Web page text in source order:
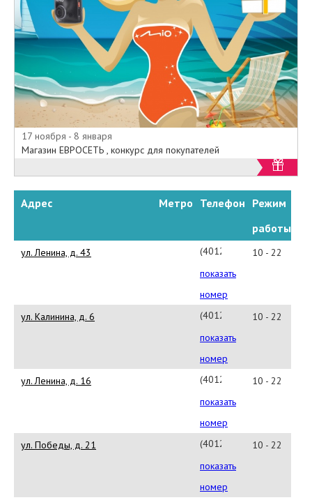
17 ноября - 8 января
Магазин ЕВРОСЕТЬ , конкурс для покупателей
Адрес Метро Телефон Режим
работы
ул. Ленина, д. 43
(4012)379001(#40266)
показать
номер
10 - 22
ул. Калинина, д. 6
(4012)379001(#40273)
показать
номер
10 - 22
ул. Ленина, д. 16
(4012)379001(#40252)
показать
номер
10 - 22
ул. Победы, д. 21
(4012)379001(#44223)
показать
номер
10 - 22